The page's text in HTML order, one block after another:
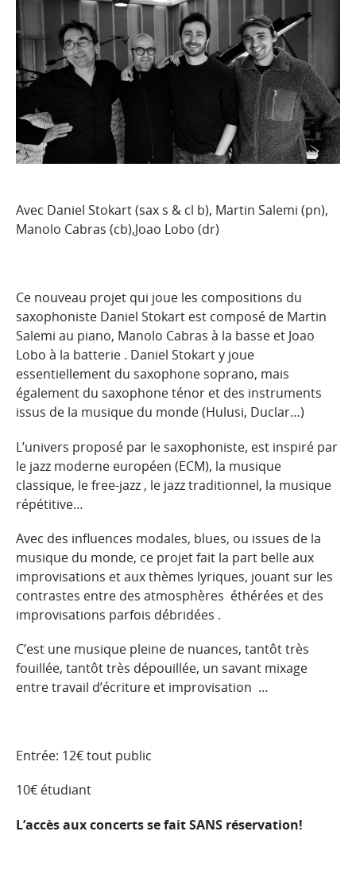
Avec Daniel Stokart (sax s & cl b), Martin Salemi (pn),
Manolo Cabras (cb),Joao Lobo (dr)
Ce nouveau projet qui joue les compositions du
saxophoniste Daniel Stokart est composé de Martin
Salemi au piano, Manolo Cabras à la basse et Joao
Lobo à la batterie . Daniel Stokart y joue
essentiellement du saxophone soprano, mais
également du saxophone ténor et des instruments
issus de la musique du monde (Hulusi, Duclar…)
L’univers proposé par le saxophoniste, est inspiré par
le jazz moderne européen (ECM), la musique
classique, le free-jazz , le jazz traditionnel, la musique
répétitive…
Avec des influences modales, blues, ou issues de la
musique du monde, ce projet fait la part belle aux
improvisations et aux thèmes lyriques, jouant sur les
contrastes entre des atmosphères éthérées et des
improvisations parfois débridées .
C’est une musique pleine de nuances, tantôt très
fouillée, tantôt très dépouillée, un savant mixage
entre travail d’écriture et improvisation …
Entrée: 12€ tout public
10€ étudiant
L’accès aux concerts se fait SANS réservation!